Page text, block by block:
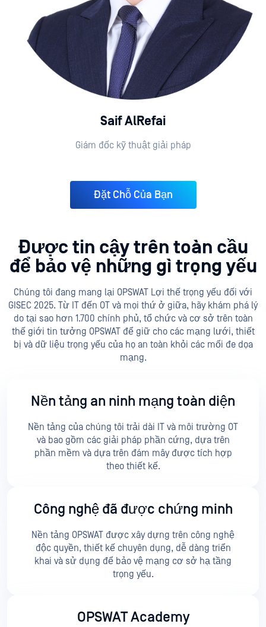
Saif AlRefai
Giám đốc kỹ thuật giải pháp
Đặt Chỗ Của Bạn
Được tin cậy trên toàn cầu
để bảo vệ những gì trọng yếu
Chúng tôi đang mang lại OPSWAT Lợi thế trọng yếu đối với
GISEC 2025. Từ IT đến OT và mọi thứ ở giữa, hãy khám phá lý
do tại sao hơn 1.700 chính phủ, tổ chức và cơ sở trên toàn
thế giới tin tưởng OPSWAT để giữ cho các mạng lưới, thiết
bị và dữ liệu trọng yếu của họ an toàn khỏi các mối đe dọa
mạng.
Nền tảng an ninh mạng toàn diện
Nền tảng của chúng tôi trải dài IT và môi trường OT
và bao gồm các giải pháp phần cứng, dựa trên
phần mềm và dựa trên đám mây được tích hợp
theo thiết kế.
Công nghệ đã được chứng minh
Nền tảng OPSWAT được xây dựng trên công nghệ
độc quyền, thiết kế chuyên dụng, dễ dàng triển
khai và sử dụng để bảo vệ mạng cơ sở hạ tầng
trọng yếu.
OPSWAT Academy